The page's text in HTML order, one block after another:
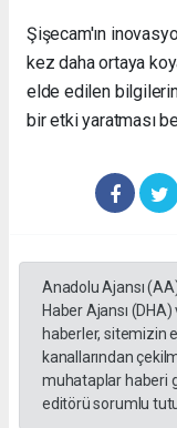
Şişecam'ın
kez daha ortaya
elde edilen
bir etki yaratması
Anadolu Ajansı
Haber Ajansı
haberler, sitemizin
kanallarından
muhataplar haberi
editörü sorumlu